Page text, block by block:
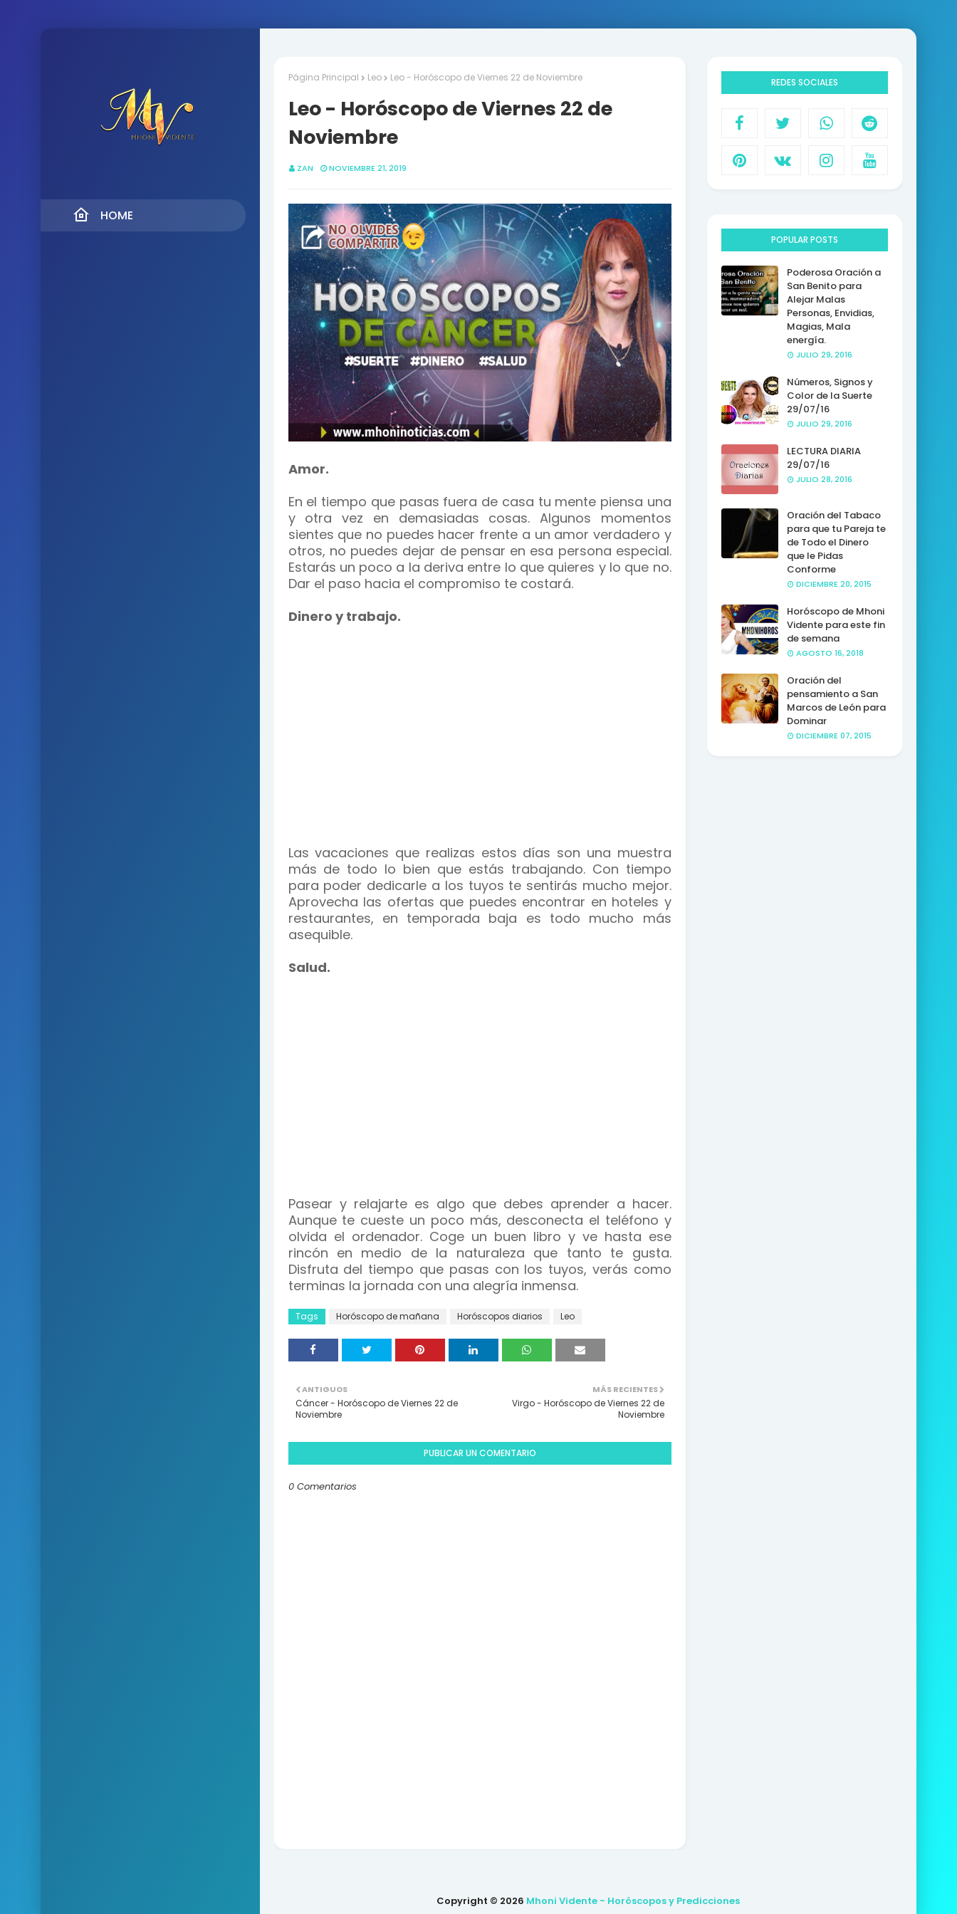
HOME
Página Principal Leo Leo - Horóscopo de Viernes 22 de Noviembre
Leo - Horóscopo de Viernes 22 de
Noviembre
ZAN NOVIEMBRE 21, 2019
Amor.
En el tiempo que pasas fuera de casa tu mente piensa una
y otra vez en demasiadas cosas. Algunos momentos
sientes que no puedes hacer frente a un amor verdadero y
otros, no puedes dejar de pensar en esa persona especial.
Estarás un poco a la deriva entre lo que quieres y lo que no.
Dar el paso hacia el compromiso te costará.
Dinero y trabajo.
Las vacaciones que realizas estos días son una muestra
más de todo lo bien que estás trabajando. Con tiempo
para poder dedicarle a los tuyos te sentirás mucho mejor.
Aprovecha las ofertas que puedes encontrar en hoteles y
restaurantes, en temporada baja es todo mucho más
asequible.
Salud.
Pasear y relajarte es algo que debes aprender a hacer.
Aunque te cueste un poco más, desconecta el teléfono y
olvida el ordenador. Coge un buen libro y ve hasta ese
rincón en medio de la naturaleza que tanto te gusta.
Disfruta del tiempo que pasas con los tuyos, verás como
terminas la jornada con una alegría inmensa.
Tags Horóscopo de mañana Horóscopos diarios Leo
MÁS RECIENTES
Virgo - Horóscopo de Viernes 22 de
Noviembre
ANTIGUOS
Cáncer - Horóscopo de Viernes 22 de
Noviembre
PUBLICAR UN COMENTARIO
0 Comentarios
REDES SOCIALES
POPULAR POSTS
Poderosa Oración a
San Benito para
Alejar Malas
Personas, Envidias,
Magias, Mala
energía.
JULIO 29, 2016
Números, Signos y
Color de la Suerte
29/07/16
JULIO 29, 2016
LECTURA DIARIA
29/07/16
JULIO 28, 2016
Oración del Tabaco
para que tu Pareja te
de Todo el Dinero
que le Pidas
Conforme
DICIEMBRE 20, 2015
Horóscopo de Mhoni
Vidente para este fin
de semana
AGOSTO 16, 2018
Oración del
pensamiento a San
Marcos de León para
Dominar
DICIEMBRE 07, 2015
Copyright © 2026 Mhoni Vidente - Horóscopos y Predicciones